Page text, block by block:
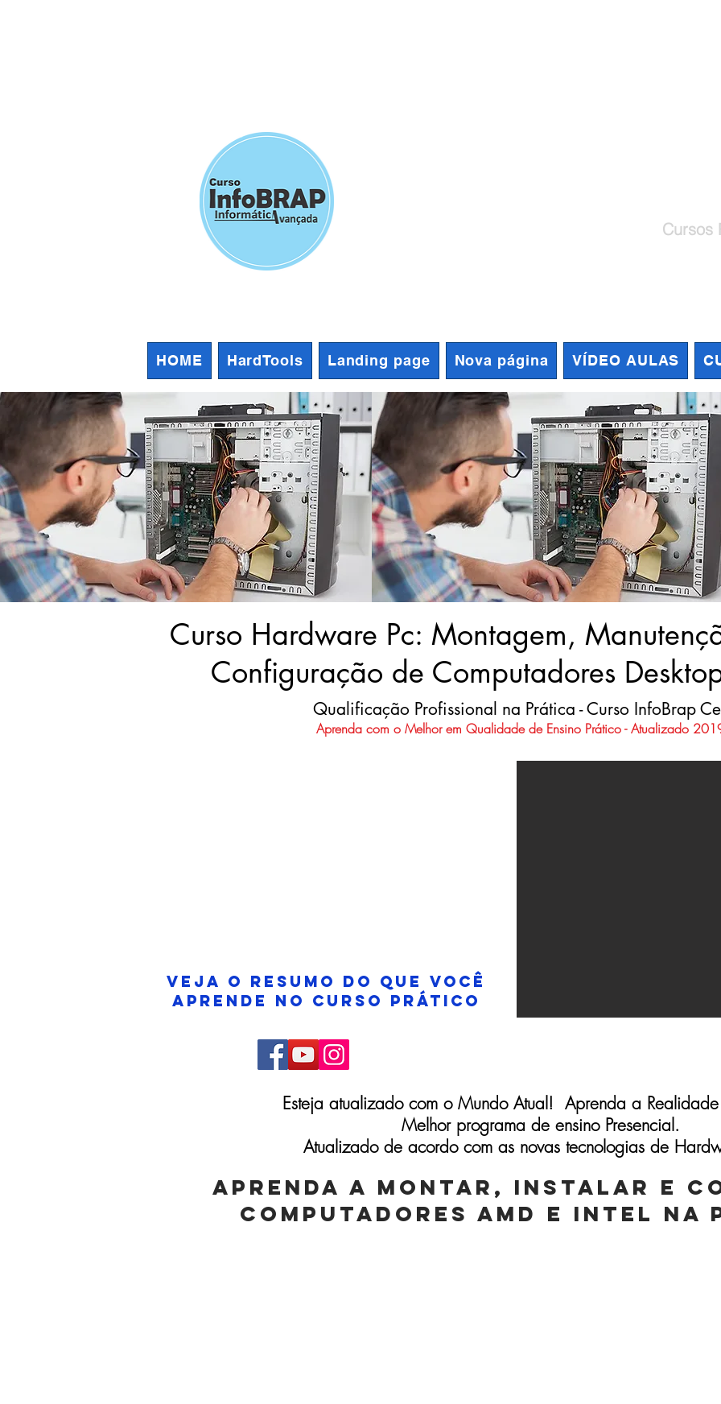
Cursos
HOME HardTools Landing page Nova página VÍDEO AULAS
Curso Hardware Pc: Montagem,
Configuração de Computadores
Qualificação Profissional na Prática - Curso InfoBrap
Aprenda com o Melhor em Qualidade de Ensino Prático - Atualizado
VEJA O RESUMO DO QUE VOCÊ
APRENDE NO CURSO PRÁTICO
Esteja atualizado com o Mundo Atual! Aprenda a
Melhor programa de ensino Presencial.
Atualizado de acordo com as novas tecnologias de
APRENDA A MONTAR, INSTALAR E
COMPUTADORES AMD E INTEL NA